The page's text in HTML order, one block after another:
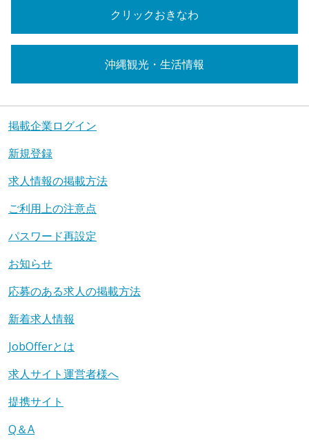
クリックおきなわ
沖縄観光・生活情報
掲載企業ログイン
新規登録
求人情報の掲載方法
ご利用上の注意点
パスワード再設定
お知らせ
応募のある求人の掲載方法
新着求人情報
JobOfferとは
求人サイト運営者様へ
提携サイト
Q＆A